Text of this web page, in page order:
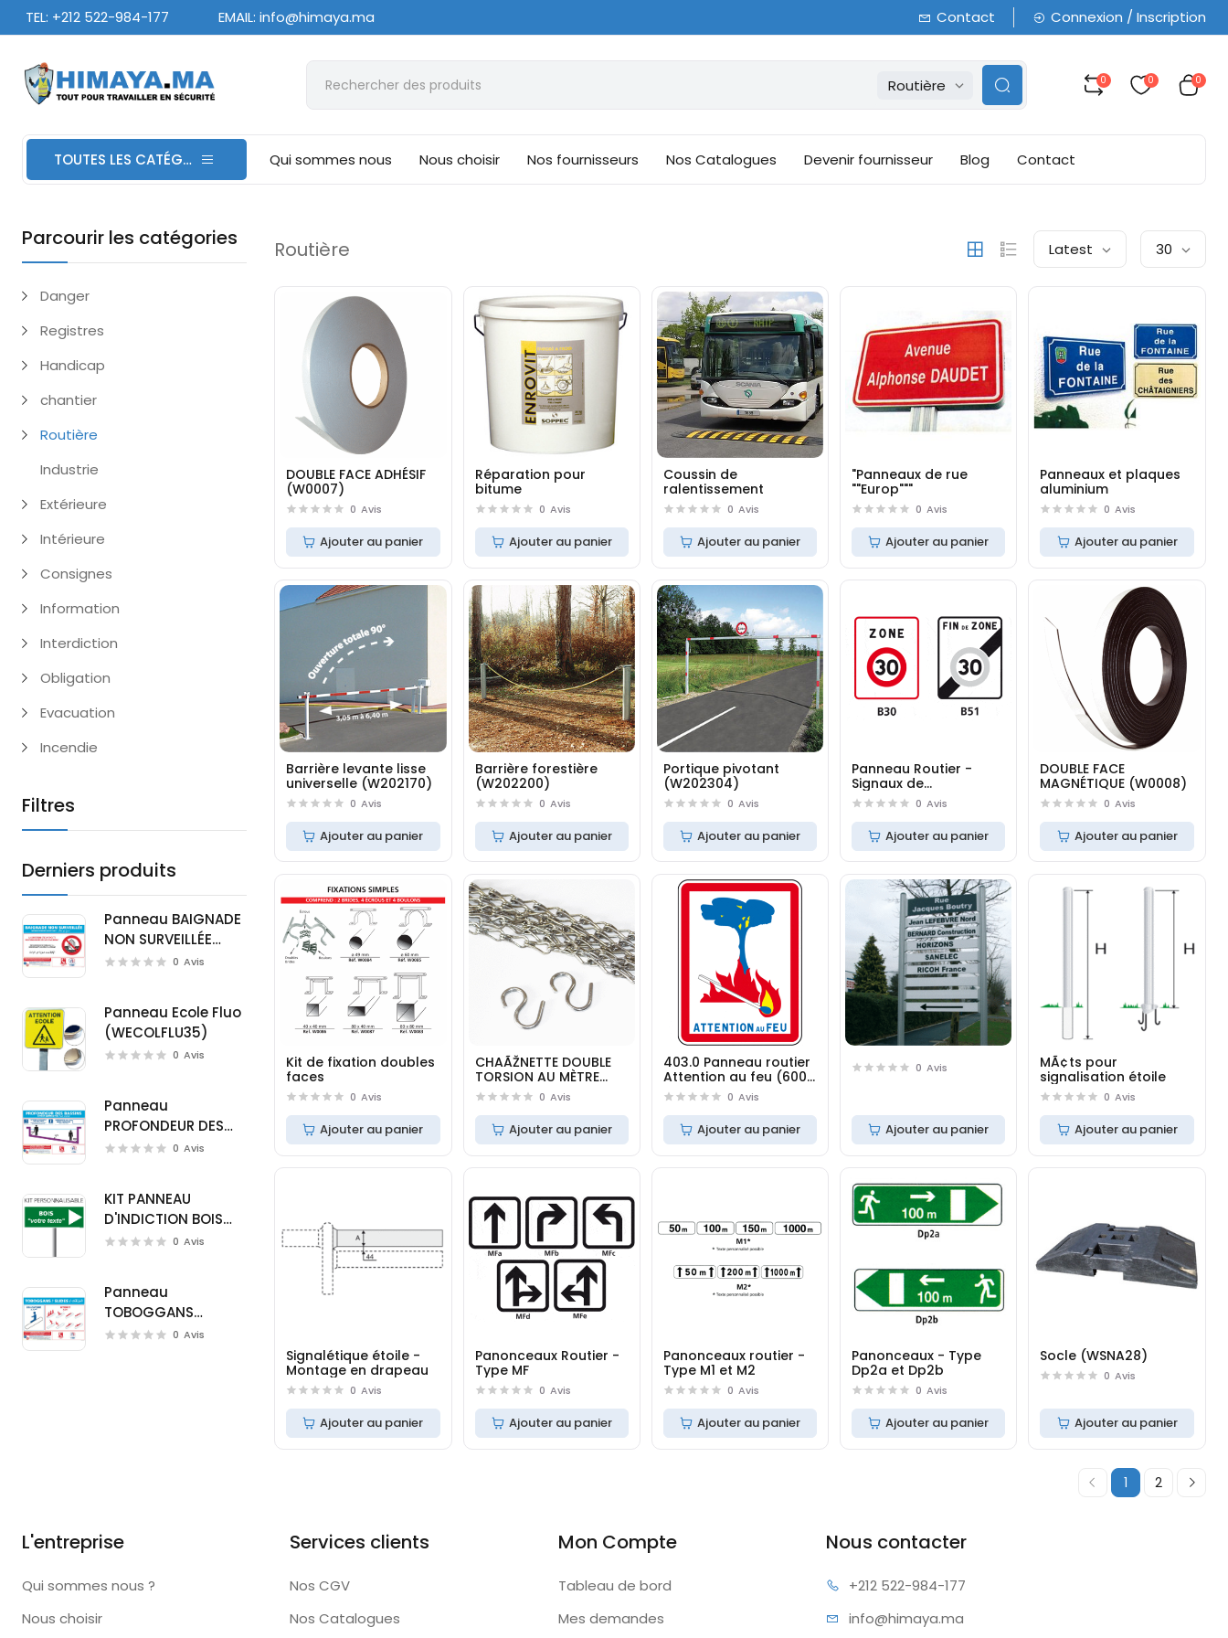
TEL: +212 522-984-177 EMAIL: info@himaya.ma Contact Connexion / Inscription
Routière 0 0 0
TOUTES LES CATÉGORIES Qui sommes nous Nous choisir Nos fournisseurs Nos Catalogues Devenir fournisseur Blog Contact
Parcourir les catégories
Danger
Registres
Handicap
chantier
Routière
Industrie
Extérieure
Intérieure
Consignes
Information
Interdiction
Obligation
Evacuation
Incendie
Filtres
Derniers produits
Panneau BAIGNADE
NON SURVEILLÉE
(D0720M)0 Avis
Panneau Ecole Fluo
(WECOLFLU35)
0 Avis
Panneau
PROFONDEUR DES
BASSINS (D0721M)
0 Avis
KIT PANNEAU
D'INDICTION BOIS
(W0126)
0 Avis
Panneau
TOBOGGANS
(D0723M)0 Avis
Routière Latest 30
DOUBLE FACE ADHÉSIF
(W0007)
0 Avis
Ajouter au panier
Réparation pour
bitume
0 Avis
Ajouter au panier
Coussin de
ralentissement
0 Avis
Ajouter au panier
"Panneaux de rue
""Europ"""
0 Avis
Ajouter au panier
Panneaux et plaques
aluminium
0 Avis
Ajouter au panier
Barrière levante lisse
universelle (W202170)
0 Avis
Ajouter au panier
Barrière forestière
(W202200)
0 Avis
Ajouter au panier
Portique pivotant
(W202304)
0 Avis
Ajouter au panier
Panneau Routier -
Signaux de
prescription zonale
0 Avis
Ajouter au panier
DOUBLE FACE
MAGNÉTIQUE (W0008)
0 Avis
Ajouter au panier
Kit de fixation doubles
faces
0 Avis
Ajouter au panier
CHAÃŽNETTE DOUBLE
TORSION AU MÈTRE
(W0005) 0 Avis
Ajouter au panier
403.0 Panneau routier
Attention au feu (600 x
800 mm) 0 Avis
Ajouter au panier
0 Avis
Ajouter au panier
MÃ¢ts pour
signalisation étoile
0 Avis
Ajouter au panier
Signalétique étoile -
Montage en drapeau
0 Avis
Ajouter au panier
Panonceaux Routier -
Type MF
0 Avis
Ajouter au panier
Panonceaux routier -
Type M1 et M2
0 Avis
Ajouter au panier
Panonceaux - Type
Dp2a et Dp2b
0 Avis
Ajouter au panier
Socle (WSNA28)
0 Avis
Ajouter au panier
1 2
L'entreprise
Qui sommes nous ?
Nous choisir
Services clients
Nos CGV
Nos Catalogues
Mon Compte
Tableau de bord
Mes demandes
Nous contacter
+212 522-984-177
info@himaya.ma